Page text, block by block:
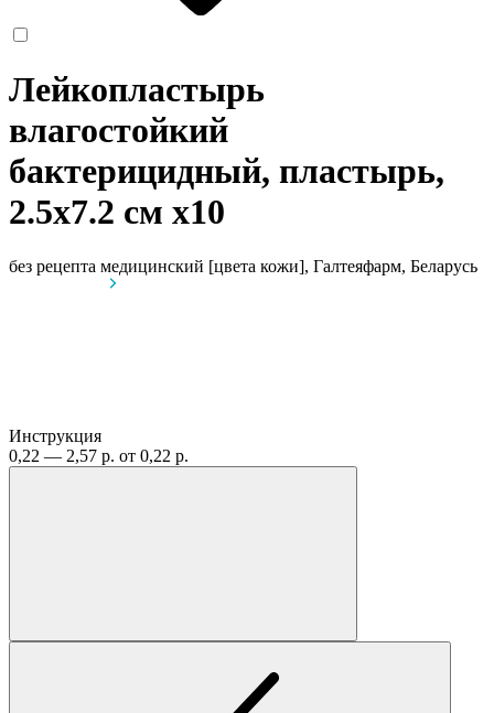
Лейкопластырь
влагостойкий
бактерицидный, пластырь,
2.5х7.2 см x10
без рецепта медицинский [цвета кожи], Галтеяфарм, Беларусь
Инструкция
0,22 — 2,57 р. от 0,22 р.